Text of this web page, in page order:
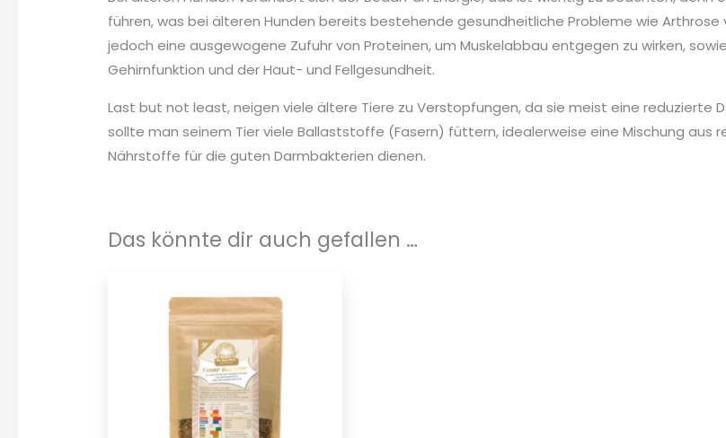
führen, was bei älteren Hunden bereits bestehende gesundheitliche Probleme wie
jedoch eine ausgewogene Zufuhr von Proteinen, um Muskelabbau entgegen zu wirken,
Gehirnfunktion und der Haut- und Fellgesundheit.
Last but not least, neigen viele ältere Tiere zu Verstopfungen, da sie meist eine reduzierte
sollte man seinem Tier viele Ballaststoffe (Fasern) füttern, idealerweise eine Mischung aus
Nährstoffe für die guten Darmbakterien dienen.
Das könnte dir auch gefallen …